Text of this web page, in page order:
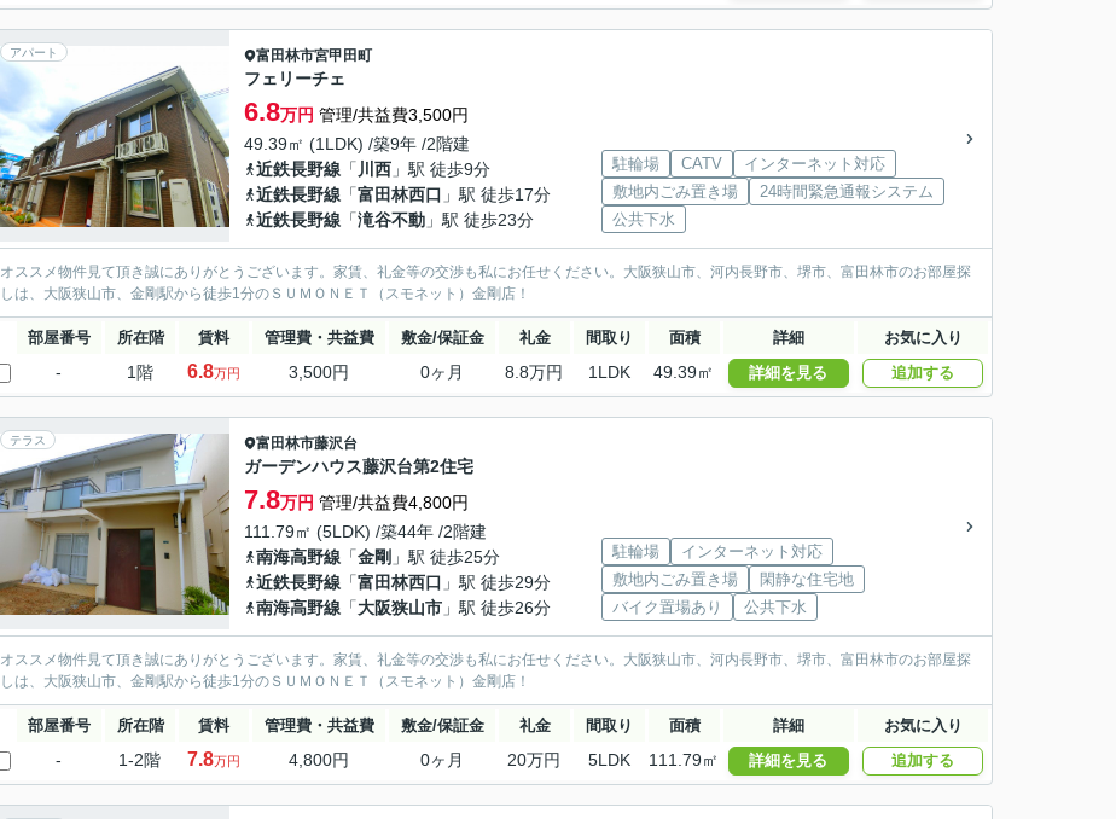
アパート 富田林市宮甲田町
フェリーチェ
6.8万円 管理/共益費3,500円
49.39㎡ (1LDK) /築9年 /2階建
近鉄長野線 「 川西 」駅 徒歩9分
近鉄長野線 「富田林西口 」駅 徒歩17分
近鉄長野線 「滝谷不動 」駅 徒歩23分
駐輪場 CATV
インターネット対応
敷地内ごみ置き場
24時間緊急通報システム
公共下水
オススメ物件見て頂き誠にありがとうございます。家賃、礼金等の交渉も私にお任せください。大阪狭山市、河内長野市、堺市、富田林市のお部屋探
しは、大阪狭山市、金剛駅から徒歩1分のＳＵＭＯＮＥＴ（スモネット）金剛店！
部屋番号 所在階 賃料 管理費・共益費 敷金/保証金 礼金 間取り 面積 詳細 お気に入り
- 1階 6.8万円 3,500円 0ヶ月 8.8万円 1LDK 49.39㎡ 詳細を見る 追加する
テラス 富田林市藤沢台
ガーデンハウス藤沢台第2住宅
7.8万円 管理/共益費4,800円
111.79㎡ (5LDK) /築44年 /2階建
南海高野線 「金剛 」駅 徒歩25分
近鉄長野線 「富田林西口 」駅 徒歩29分
南海高野線 「大阪狭山市 」駅 徒歩26分
駐輪場
インターネット対応
敷地内ごみ置き場
閑静な住宅地
バイク置場あり
公共下水
オススメ物件見て頂き誠にありがとうございます。家賃、礼金等の交渉も私にお任せください。大阪狭山市、河内長野市、堺市、富田林市のお部屋探
しは、大阪狭山市、金剛駅から徒歩1分のＳＵＭＯＮＥＴ（スモネット）金剛店！
部屋番号 所在階 賃料 管理費・共益費 敷金/保証金 礼金 間取り 面積 詳細 お気に入り
- 1-2階 7.8万円 4,800円 0ヶ月 20万円 5LDK 111.79㎡ 詳細を見る 追加する